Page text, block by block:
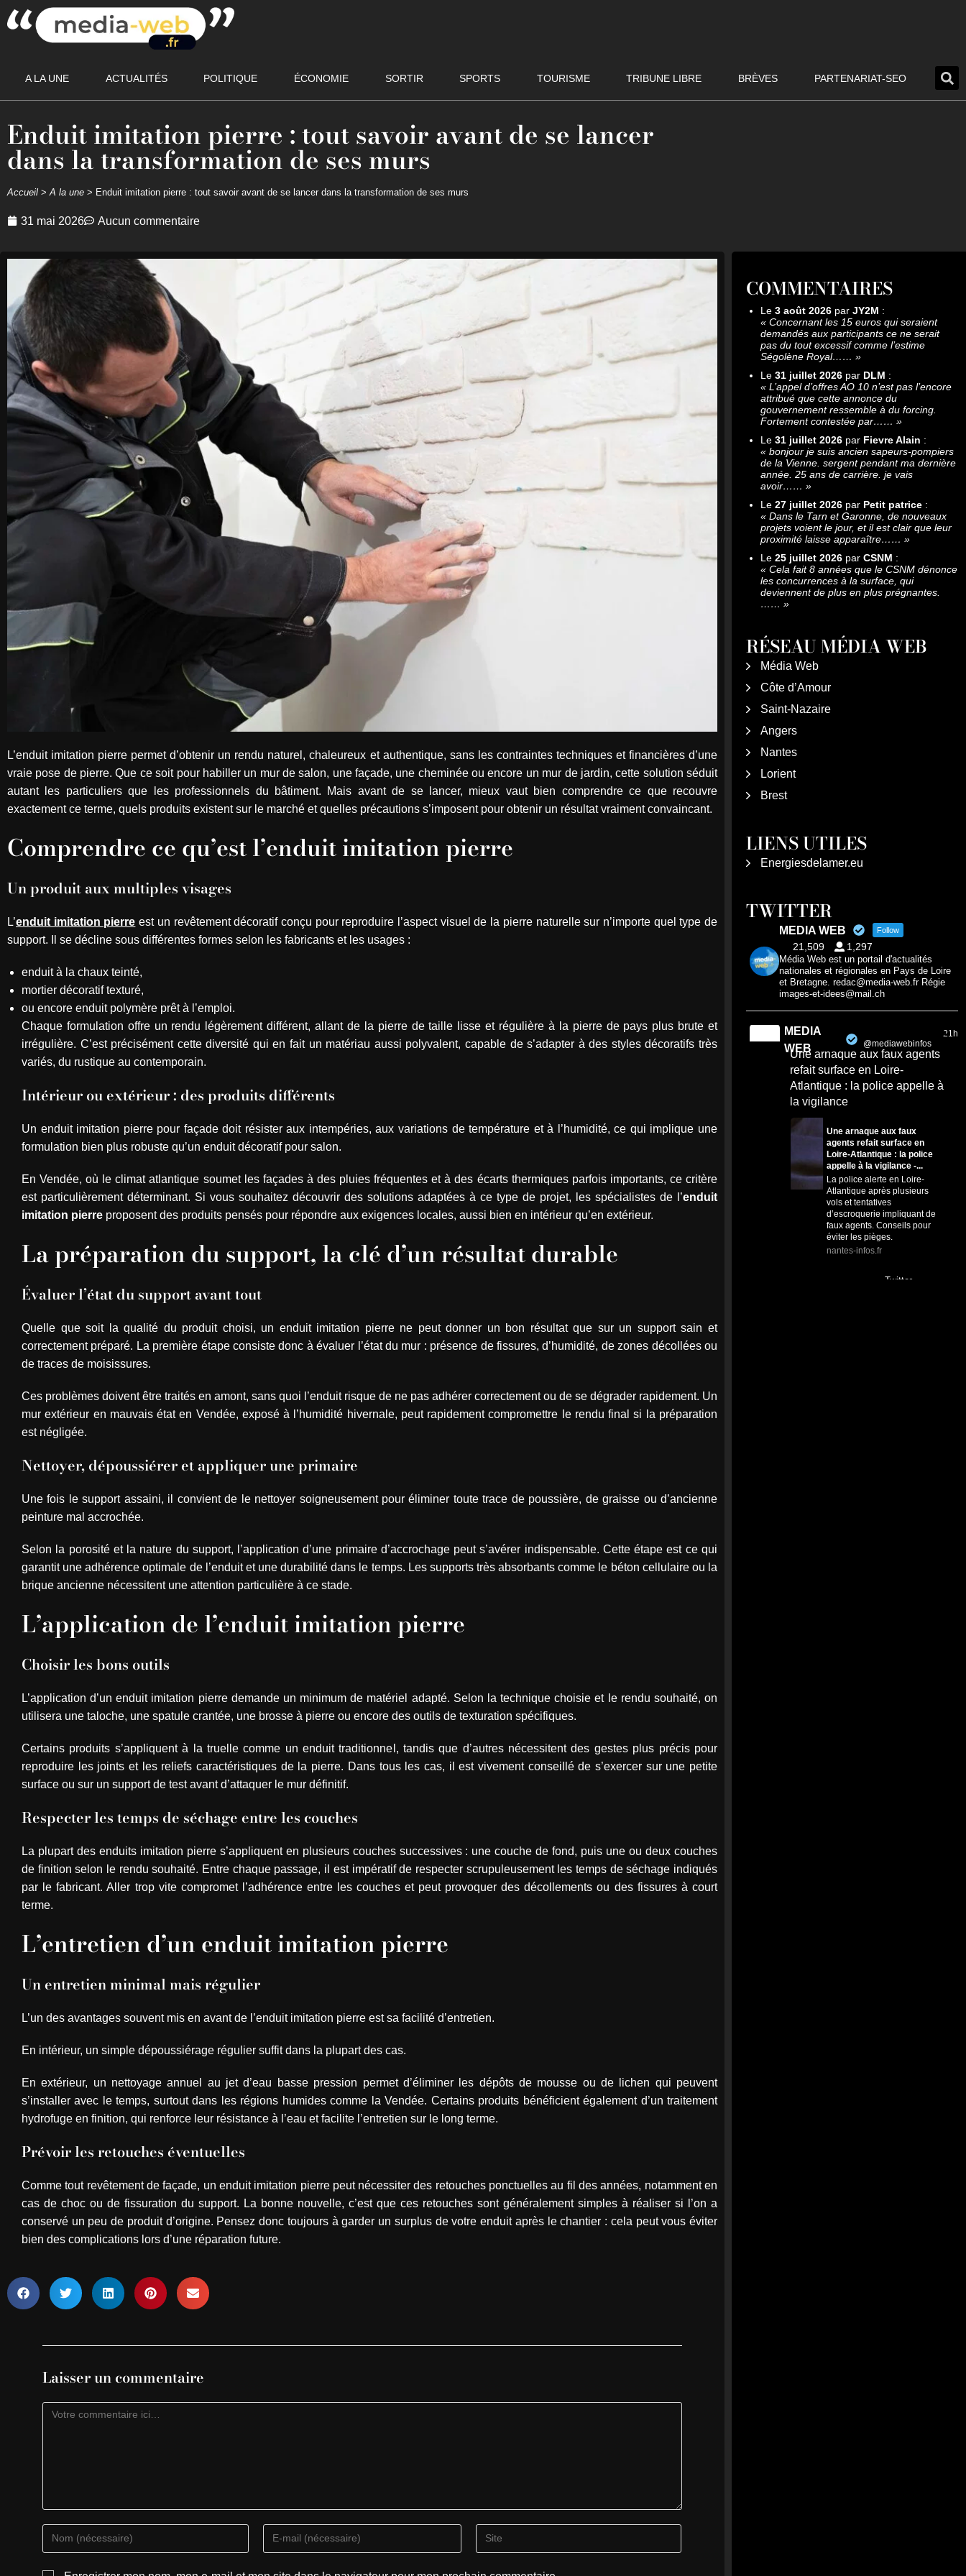
A LA UNE ACTUALITÉS POLITIQUE ÉCONOMIE SORTIR SPORTS TOURISME TRIBUNE LIBRE BRÈVES PARTENARIAT-SEO
Enduit imitation pierre : tout savoir avant de se lancer
dans la transformation de ses murs
Accueil > A la une > Enduit imitation pierre : tout savoir avant de se lancer dans la transformation de ses murs
31 mai 2026 Aucun commentaire
L’enduit imitation pierre permet d’obtenir un rendu naturel, chaleureux et authentique, sans les contraintes techniques et financières d’une
vraie pose de pierre. Que ce soit pour habiller un mur de salon, une façade, une cheminée ou encore un mur de jardin, cette solution séduit
autant les particuliers que les professionnels du bâtiment. Mais avant de se lancer, mieux vaut bien comprendre ce que recouvre
exactement ce terme, quels produits existent sur le marché et quelles précautions s’imposent pour obtenir un résultat vraiment convaincant.
Comprendre ce qu’est l’enduit imitation pierre
Un produit aux multiples visages
L’enduit imitation pierre est un revêtement décoratif conçu pour reproduire l’aspect visuel de la pierre naturelle sur n’importe quel type de
support. Il se décline sous différentes formes selon les fabricants et les usages :
enduit à la chaux teinté,
mortier décoratif texturé,
ou encore enduit polymère prêt à l’emploi.
Chaque formulation offre un rendu légèrement différent, allant de la pierre de taille lisse et régulière à la pierre de pays plus brute et
irrégulière. C’est précisément cette diversité qui en fait un matériau aussi polyvalent, capable de s’adapter à des styles décoratifs très
variés, du rustique au contemporain.
Intérieur ou extérieur : des produits différents
Un enduit imitation pierre pour façade doit résister aux intempéries, aux variations de température et à l’humidité, ce qui implique une
formulation bien plus robuste qu’un enduit décoratif pour salon.
En Vendée, où le climat atlantique soumet les façades à des pluies fréquentes et à des écarts thermiques parfois importants, ce critère
est particulièrement déterminant. Si vous souhaitez découvrir des solutions adaptées à ce type de projet, les spécialistes de l’enduit
imitation pierre proposent des produits pensés pour répondre aux exigences locales, aussi bien en intérieur qu’en extérieur.
La préparation du support, la clé d’un résultat durable
Évaluer l’état du support avant tout
Quelle que soit la qualité du produit choisi, un enduit imitation pierre ne peut donner un bon résultat que sur un support sain et
correctement préparé. La première étape consiste donc à évaluer l’état du mur : présence de fissures, d’humidité, de zones décollées ou
de traces de moisissures.
Ces problèmes doivent être traités en amont, sans quoi l’enduit risque de ne pas adhérer correctement ou de se dégrader rapidement. Un
mur extérieur en mauvais état en Vendée, exposé à l’humidité hivernale, peut rapidement compromettre le rendu final si la préparation
est négligée.
Nettoyer, dépoussiérer et appliquer une primaire
Une fois le support assaini, il convient de le nettoyer soigneusement pour éliminer toute trace de poussière, de graisse ou d’ancienne
peinture mal accrochée.
Selon la porosité et la nature du support, l’application d’une primaire d’accrochage peut s’avérer indispensable. Cette étape est ce qui
garantit une adhérence optimale de l’enduit et une durabilité dans le temps. Les supports très absorbants comme le béton cellulaire ou la
brique ancienne nécessitent une attention particulière à ce stade.
L’application de l’enduit imitation pierre
Choisir les bons outils
L’application d’un enduit imitation pierre demande un minimum de matériel adapté. Selon la technique choisie et le rendu souhaité, on
utilisera une taloche, une spatule crantée, une brosse à pierre ou encore des outils de texturation spécifiques.
Certains produits s’appliquent à la truelle comme un enduit traditionnel, tandis que d’autres nécessitent des gestes plus précis pour
reproduire les joints et les reliefs caractéristiques de la pierre. Dans tous les cas, il est vivement conseillé de s’exercer sur une petite
surface ou sur un support de test avant d’attaquer le mur définitif.
Respecter les temps de séchage entre les couches
La plupart des enduits imitation pierre s’appliquent en plusieurs couches successives : une couche de fond, puis une ou deux couches
de finition selon le rendu souhaité. Entre chaque passage, il est impératif de respecter scrupuleusement les temps de séchage indiqués
par le fabricant. Aller trop vite compromet l’adhérence entre les couches et peut provoquer des décollements ou des fissures à court
terme.
L’entretien d’un enduit imitation pierre
Un entretien minimal mais régulier
L’un des avantages souvent mis en avant de l’enduit imitation pierre est sa facilité d’entretien.
En intérieur, un simple dépoussiérage régulier suffit dans la plupart des cas.
En extérieur, un nettoyage annuel au jet d’eau basse pression permet d’éliminer les dépôts de mousse ou de lichen qui peuvent
s’installer avec le temps, surtout dans les régions humides comme la Vendée. Certains produits bénéficient également d’un traitement
hydrofuge en finition, qui renforce leur résistance à l’eau et facilite l’entretien sur le long terme.
Prévoir les retouches éventuelles
Comme tout revêtement de façade, un enduit imitation pierre peut nécessiter des retouches ponctuelles au fil des années, notamment en
cas de choc ou de fissuration du support. La bonne nouvelle, c’est que ces retouches sont généralement simples à réaliser si l’on a
conservé un peu de produit d’origine. Pensez donc toujours à garder un surplus de votre enduit après le chantier : cela peut vous éviter
bien des complications lors d’une réparation future.
Laisser un commentaire
COMMENTAIRES
Le 3 août 2026 par JY2M :
« Concernant les 15 euros qui seraient
demandés aux participants ce ne serait
pas du tout excessif comme l’estime
Ségolène Royal…… »
Le 31 juillet 2026 par DLM :
« L’appel d’offres AO 10 n’est pas l’encore
attribué que cette annonce du
gouvernement ressemble à du forcing.
Fortement contestée par…… »
Le 31 juillet 2026 par Fievre Alain :
« bonjour je suis ancien sapeurs-pompiers
de la Vienne. sergent pendant ma dernière
année. 25 ans de carrière. je vais
avoir…… »
Le 27 juillet 2026 par Petit patrice :
« Dans le Tarn et Garonne, de nouveaux
projets voient le jour, et il est clair que leur
proximité laisse apparaître…… »
Le 25 juillet 2026 par CSNM :
« Cela fait 8 années que le CSNM dénonce
les concurrences à la surface, qui
deviennent de plus en plus prégnantes.
…… »
RÉSEAU MÉDIA WEB
Média Web
Côte d’Amour
Saint-Nazaire
Angers
Nantes
Lorient
Brest
LIENS UTILES
Energiesdelamer.eu
TWITTER
MEDIA WEB Follow
21,509 1,297
Média Web est un portail d'actualités
nationales et régionales en Pays de Loire
et Bretagne. redac@media-web.fr Régie
images-et-idees@mail.ch
MEDIA
WEB
@mediawebinfos
21h
Une arnaque aux faux agents
refait surface en Loire-
Atlantique : la police appelle à
la vigilance
Une arnaque aux faux
agents refait surface en
Loire-Atlantique : la police
appelle à la vigilance -...
La police alerte en Loire-
Atlantique après plusieurs
vols et tentatives
d’escroquerie impliquant de
faux agents. Conseils pour
éviter les pièges.
nantes-infos.fr
Twitter